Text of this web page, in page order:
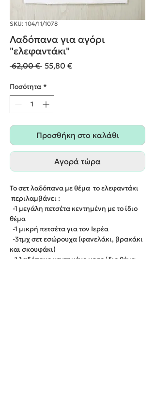
SKU: 104/11/1078
Λαδόπανα για αγόρι
"ελεφαντάκι"
62,00 € Κανονική
55,80 €Τιμή
Ποσότητα *
Προσθήκη στο καλάθι
Αγορά τώρα
Το σετ λαδόπανα με θέμα το ελεφαντάκι
περιλαμβάνει :
-1 μεγάλη πετσέτα κεντημένη με το ίδιο
θέμα
-1 μικρή πετσέτα για τον Ιερέα
-3τμχ σετ εσώρουχα (φανελάκι, βρακάκι
και σκουφάκι)
-1 λαδόπανο κεντημένο με το ίδιο θέμα